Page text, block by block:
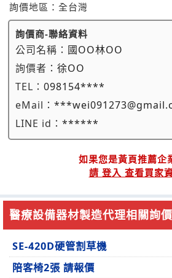
詢價地區： 全台灣
詢價商-聯絡資料
公司名稱： 國OO林OO
詢價者： 徐OO
TEL： 098154****
eMail：
LINE id： ******
如果您是黃頁推薦企
請 登入 查看買家
醫療設備器材製造代理相關詢
SE-420D硬管割草機
陪客椅2張 請報價